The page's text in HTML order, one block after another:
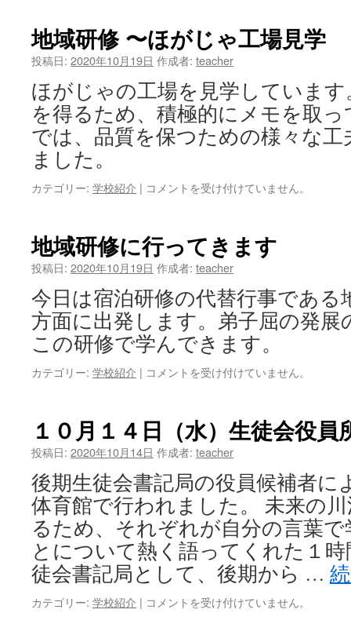
修
〜
網
獄〜
地域研修 〜ほがじゃ工場見学
投稿日: 2020年10月19日 作成者: teacher
ほがじゃの工場を見学していま
を得るため、積極的にメモを取
では、品質を保つための様々な
ました。
カテゴリー: 学校紹介 | 地
修
〜
ほ
じ
ゃ
工
場
学
コメントを受け付けていません。
地域研修に行ってきます
投稿日: 2020年10月19日 作成者: teacher
今日は宿泊研修の代替行事である
方面に出発します。弟子屈の発
この研修で学んできます。
カテゴリー: 学校紹介 | 地
修
に
行
て
き
ま
す
は
コメントを受け付けていません。
１０月１４日（水）生徒会役員
投稿日: 2020年10月14日 作成者: teacher
後期生徒会書記局の役員候補者に
体育館で行われました。 未来の
るため、それぞれが自分の言葉
とについて熱く語ってくれた１
徒会書記局として、後期から …
カテゴリー: 学校紹介 | １
コメントを受け付けていません。